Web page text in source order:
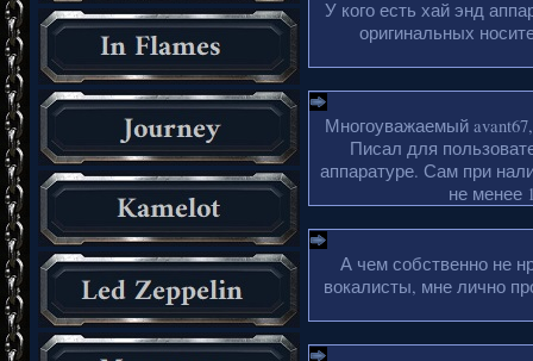
У кого есть хай энд
оригинальных
Многоуважаемый
Писал для
аппаратуре. Сам при
не менее
А чем собственно не
вокалисты, мне лично